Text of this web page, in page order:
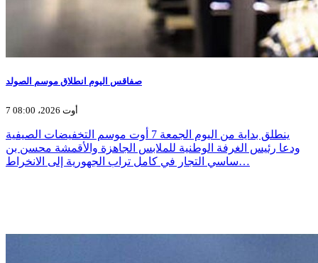
صفاقس اليوم انطلاق موسم الصولد
7 أوت 2026، 08:00
ينطلق بداية من اليوم الجمعة 7 أوت موسم التخفيضات الصيفية
ودعا رئيس الغرفة الوطنية للملابس الجاهزة والأقمشة محسن بن
ساسي التجار في كامل تراب الجهورية إلى الانخراط…